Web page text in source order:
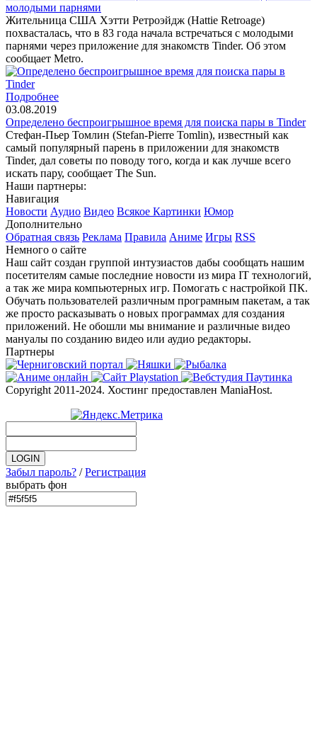
молодыми парнями
Жительница США Хэтти Ретроэйдж (Hattie Retroage)
похвасталась, что в 83 года начала встречаться с молодыми
парнями через приложение для знакомств Tinder. Об этом
сообщает Metro.
Подробнее
03.08.2019
Определено беспроигрышное время для поиска пары в Tinder
Стефан-Пьер Томлин (Stefan-Pierre Tomlin), известный как
самый популярный парень в приложении для знакомств
Tinder, дал советы по поводу того, когда и как лучше всего
искать пару, сообщает The Sun.
Наши партнеры:
Навигация
Новости Аудио Видео Всякое Картинки Юмор
Дополнительно
Обратная связь Реклама Правила Аниме Игры RSS
Немного о сайте
Наш сайт создан группой интузиастов дабы сообщать нашим
посетителям самые последние новости из мира IT технологий,
а так же мира компьютерных игр. Помогать с настройкой ПК.
Обучать пользователей различным програмным пакетам, а так
же просто расказывать о новых программах для создания
приложений. Не обошли мы внимание и различные видео
мануалы по созданию видео или аудио редакторы.
Партнеры
Copyright 2011-2024. Хостинг предоставлен ManiaHost.
Забыл пароль? /Регистрация
выбрать фон